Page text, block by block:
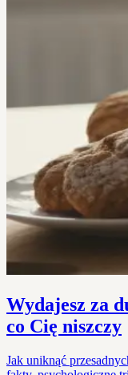
Wydajesz za
co Cię niszczy
Jak uniknąć